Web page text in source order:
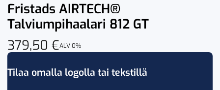
Fristads AIRTECH®
Talviumpihaalari 812 GT
379,50 €ALV 0%
Tilaa omalla logolla tai tekstillä